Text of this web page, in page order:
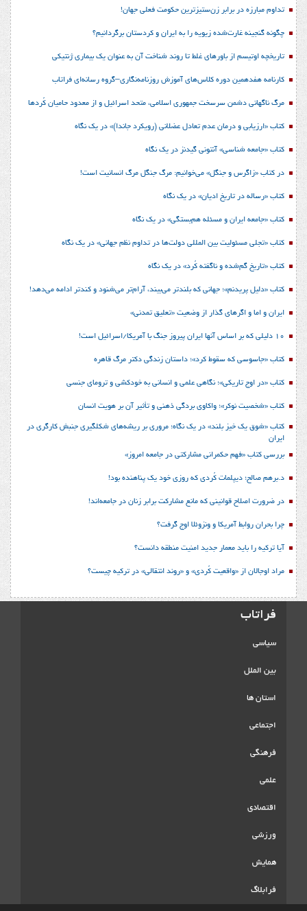
تداوم مبارزه در برابر زن‌ستیزترین حکومت فعلی جهان!
چگونه گنجینه غارت‌شده زیویه را به ایران و کردستان برگردانیم؟
تاریخچه اوتیسم از باورهای غلط تا روند شناخت آن به عنوان یک بیماری ژنتیکی
کارنامه هفدهمین دوره کلاس‌های آموزش روزنامه‌نگاری–گروه رسانه‌ای فراتاب
مرگ ناگهانی دشمن سرسخت جمهوری اسلامی، متحد اسرائیل و از معدود حامیان کُردها
کتاب «ارزیابی و درمان عدم تعادل عضلانی (رویکرد جاندا)» در یک نگاه
کتاب «جامعه شناسی» آنتونی گیدنز در یک نگاه
در کتاب «زاگرس و جنگل» می‌خوانیم: مرگ جنگل مرگ انسانیت است!
کتاب «رساله در تاریخ ادیان» در یک نگاه
کتاب «جامعه ایران و مسئله هم‌بستگی» در یک نگاه
کتاب «تجلی مسئولیت بین المللی دولت‌ها در تداوم نظم جهانی» در یک نگاه
کتاب «تاریخ گم‌شده و ناگفته کُرد» در یک نگاه
کتاب «دلیل پریدنم»؛ جهانی که بلندتر می‌بیند، آرام‌تر می‌شنود و کندتر ادامه می‌دهد!
ایران و اما و اگرهای گذار از وضعیت «تعلیق تمدنی»
10 دلیلی که بر اساس آنها ایران پیروز جنگ با آمریکا/اسرائیل است!
کتاب «جاسوسی که سقوط کرد»؛ داستان زندگی دکتر مرگ قاهره
کتاب «در اوج تاریکی»؛ نگاهی علمی و انسانی به خودکشی و ترومای جنسی
کتاب «شخصیت نوکر»؛ واکاوی بردگی ذهنی و تأثیر آن بر هویت انسان
کتاب «شوق یک خیز بلند» در یک نگاه؛ مروری بر ریشه‌های شکل‎گیری جنبش کارگری در
ایران
بررسی کتاب «فهم حکمرانی مشارکتی در جامعه امروز»
د.برهم صالح؛ دیپلمات کُردی که روزی خود یک پناهنده بود!
در ضرورت اصلاح قوانینی که مانع مشارکت برابر زنان در جامعه‌اند!
چرا بحران روابط آمریکا و ونزوئلا اوج گرفت؟
آیا ترکیه را باید معمار جدید امنیت منطقه دانست؟
مراد اوجالان از «واقعیت کُردی» و «روند انتقالی» در ترکیه چیست؟
فراتاب
سیاسی
بین الملل
استان ها
اجتماعی
فرهنگی
علمی
اقتصادی
ورزشی
همایش
فرابلاگ